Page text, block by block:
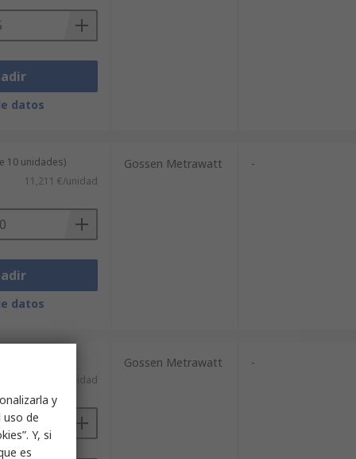
datos
10 unidades)
11,211 €/unidad
datos
Gossen Metrawatt -
117,16 €/unidad
Gossen Metrawatt -
y
uso de
Y, si
es